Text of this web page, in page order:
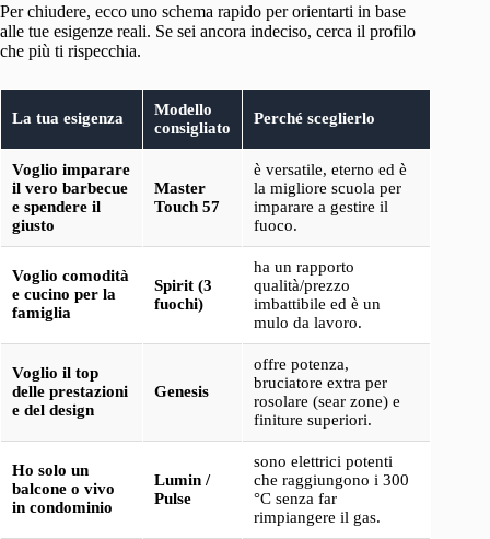
Per chiudere, ecco uno schema rapido per orientarti in base
alle tue esigenze reali. Se sei ancora indeciso, cerca il profilo
che più ti rispecchia.
La tua esigenza
Modello
consigliato
Perché sceglierlo
Voglio imparare
il vero barbecue
e spendere il
giusto
Master
Touch 57
è versatile, eterno ed è
la migliore scuola per
imparare a gestire il
fuoco.
Voglio comodità
e cucino per la
famiglia
Spirit (3
fuochi)
ha un rapporto
qualità/prezzo
imbattibile ed è un
mulo da lavoro.
Voglio il top
delle prestazioni
e del design
Genesis
offre potenza,
bruciatore extra per
rosolare (sear zone) e
finiture superiori.
Ho solo un
balcone o vivo
in condominio
Lumin /
Pulse
sono elettrici potenti
che raggiungono i 300
°C senza far
rimpiangere il gas.